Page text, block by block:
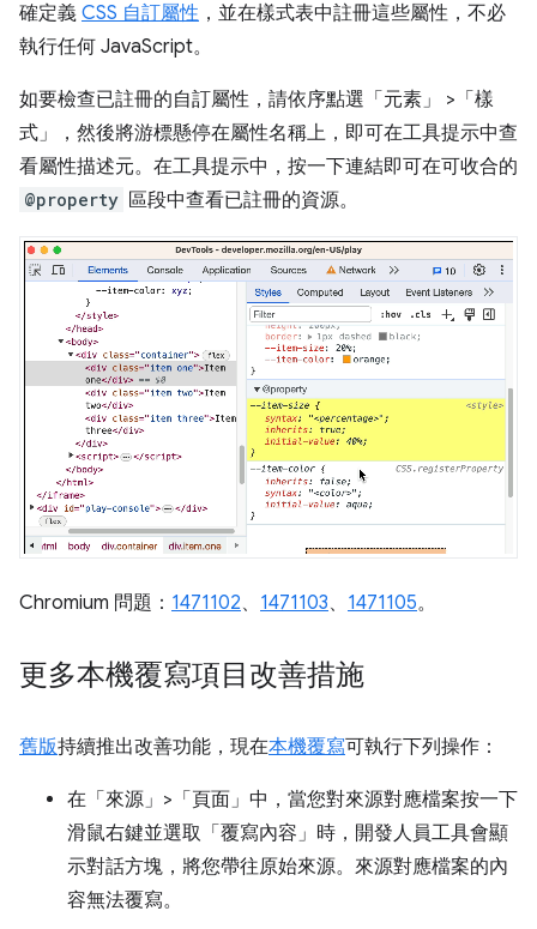
確定義 CSS 自訂屬性 ，並在樣式表中註冊這些屬性，不必
執行任何 JavaScript。
如要檢查已註冊的自訂屬性，請依序點選「元素」
>「樣
式」
，然後將游標懸停在屬性名稱上，即可在工具提示中查
看屬性描述元。在工具提示中，按一下連結即可在可收合的
@property 區段中查看已註冊的資源。
Chromium 問題： 1471102、 1471103、 1471105。
更多本機覆寫項目改善措施
舊版持續推出改善功能，現在本機覆寫可執行下列操作：
在「來源」>「頁面」中，當您對來源對應檔案按一下
滑鼠右鍵並選取「覆寫內容」時，開發人員工具會顯
示對話方塊，將您帶往原始來源。 來源對應檔案的內
容無法覆寫。